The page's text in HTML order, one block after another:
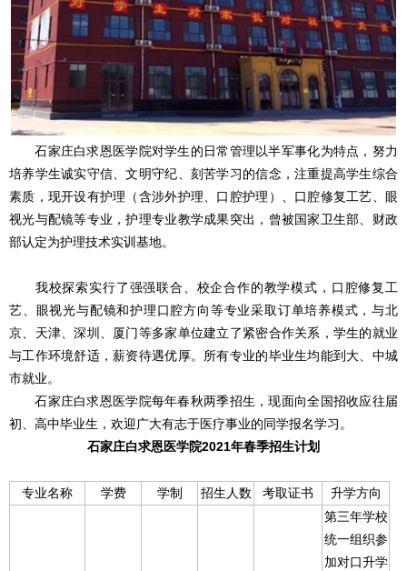
石家庄白求恩医学院对学生的日常管理以半军事化为特点，努力
培养学生诚实守信、文明守纪、刻苦学习的信念，注重提高学生综合
素质，现开设有护理（含涉外护理、口腔护理）、口腔修复工艺、眼
视光与配镜等专业，护理专业教学成果突出，曾被国家卫生部、财政
部认定为护理技术实训基地。
我校探索实行了强强联合、校企合作的教学模式，口腔修复工
艺、眼视光与配镜和护理口腔方向等专业采取订单培养模式，与北
京、天津、深圳、厦门等多家单位建立了紧密合作关系，学生的就业
与工作环境舒适，薪资待遇优厚。所有专业的毕业生均能到大、中城
市就业。
石家庄白求恩医学院每年春秋两季招生，现面向全国招收应往届
初、高中毕业生，欢迎广大有志于医疗事业的同学报名学习。
石家庄白求恩医学院2021年春季招生计划
专业名称 学费 学制 招生人数 考取证书 升学方向
第三年学校
统一组织参
加对口升学